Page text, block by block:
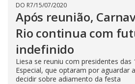
DO R7/15/07/2020
Após reunião,
Rio continua com
indefinido
Liesa se reuniu com presidentes das
Especial, que optaram por aguardar
decidir sobre adiamento da festa